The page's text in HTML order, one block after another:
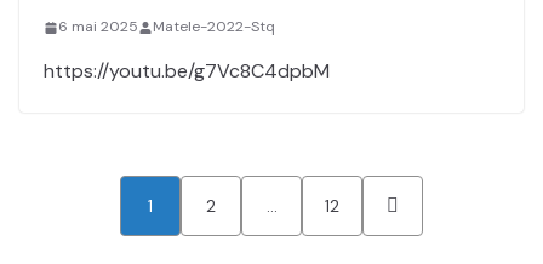
6 mai 2025 Matele-2022-Stq
https://youtu.be/g7Vc8C4dpbM
Pagination
1 2 12